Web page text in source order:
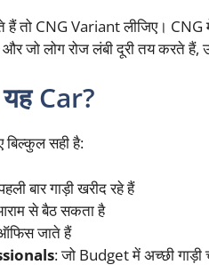
हैं तो CNG Variant लीजिए।
जो लोग रोज लंबी दूरी तय करते
Car?
सही है:
बार गाड़ी खरीद रहे हैं
से बैठ सकता है
जाते हैं
: जो Budget में अच्छी गाड़ी